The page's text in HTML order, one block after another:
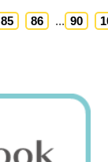
85 86 ... 90